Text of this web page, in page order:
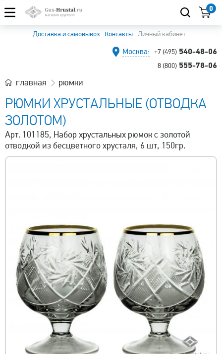
0
Доставка и самовывоз Контакты Личный кабинет
Москва: +7 (495) 540-48-06
8 (800) 555-78-06
главная рюмки
РЮМКИ ХРУСТАЛЬНЫЕ (ОТВОДКА
ЗОЛОТОМ)
Арт. 101185, Набор хрустальных рюмок с золотой
отводкой из бесцветного хрусталя, 6 шт, 150гр.